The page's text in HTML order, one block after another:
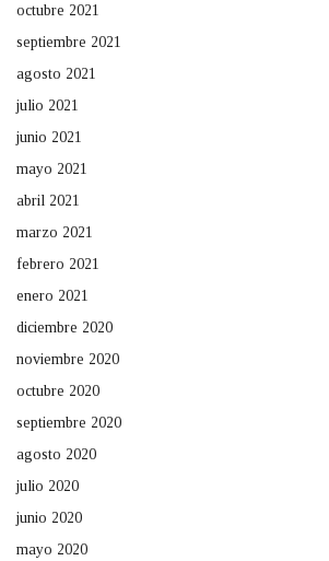
octubre 2021
septiembre 2021
agosto 2021
julio 2021
junio 2021
mayo 2021
abril 2021
marzo 2021
febrero 2021
enero 2021
diciembre 2020
noviembre 2020
octubre 2020
septiembre 2020
agosto 2020
julio 2020
junio 2020
mayo 2020